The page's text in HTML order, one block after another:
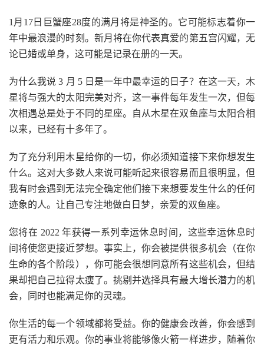
1月17日巨蟹座28度的满月将是神圣的。它可能标志着你一
年中最浪漫的时刻。新月将在你代表真爱的第五宫闪耀，无
论已婚或单身，这可能是记录在册的一天。
为什么我说 3 月 5 日是一年中最幸运的日子？在这一天，木
星将与强大的太阳完美对齐，这一事件每年发生一次，但每
次相遇总是处于不同的星座。自从木星在双鱼座与太阳合相
以来，已经有十多年了。
为了充分利用木星给你的一切，你必须知道接下来你想发生
什么。这对大多数人来说可能听起来很容易而且很明显，但
我有时会遇到无法完全确定他们接下来想要发生什么的任何
迹象的人。让自己专注地做白日梦，亲爱的双鱼座。
您将在 2022 年获得一系列幸运休息时间，这些幸运休息时
间将使您更接近梦想。事实上，你会被提供很多机会（在你
生命的各个阶段），你可能会很想同意所有这些机会，但结
果却把自己拉得太瘦了。挑剔并选择具有最大增长潜力的机
会，同时也能满足你的灵魂。
你生活的每一个领域都将受益。你的健康会改善，你会感到
更有活力和乐观。你的事业将能够像火箭一样进步，随着你